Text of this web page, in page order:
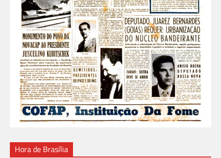
Hora de Brasília